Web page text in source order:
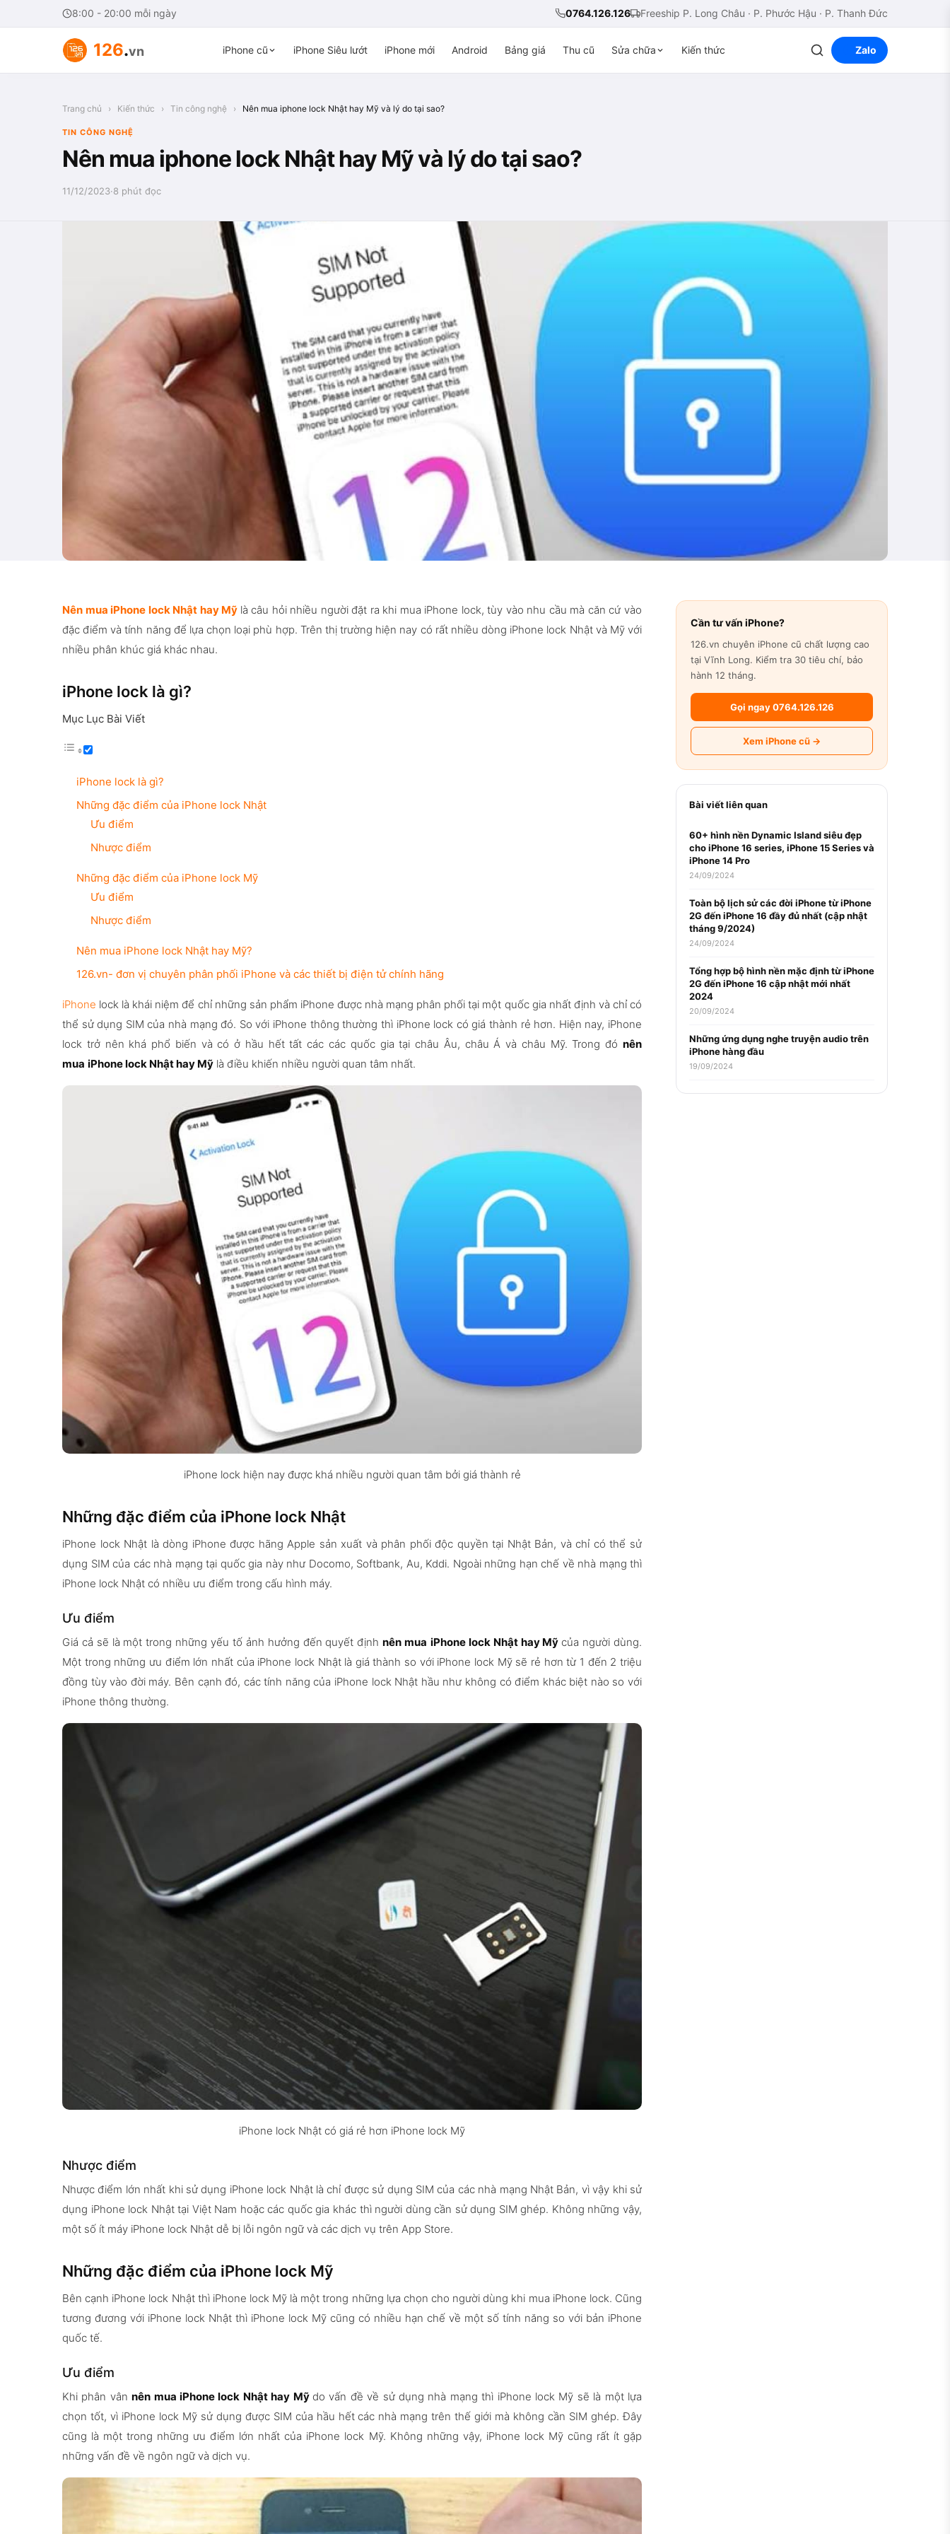
8:00 - 20:00 mỗi ngày 0764.126.126 Freeship P. Long Châu · P. Phước Hậu · P. Thanh Đức
126.vn iPhone cũ iPhone Siêu lướt iPhone mới Android Bảng giá Thu cũ Sửa chữa Kiến thức Zalo
Trang chủ › Kiến thức › Tin công nghệ › Nên mua iphone lock Nhật hay Mỹ và lý do tại sao?
TIN CÔNG NGHỆ
Nên mua iphone lock Nhật hay Mỹ và lý do tại sao?
11/12/2023·8 phút đọc
Nên mua iPhone lock Nhật hay Mỹ là câu hỏi nhiều người đặt ra khi mua iPhone lock, tùy vào nhu cầu mà căn cứ vào
đặc điểm và tính năng để lựa chọn loại phù hợp. Trên thị trường hiện nay có rất nhiều dòng iPhone lock Nhật và Mỹ với
nhiều phân khúc giá khác nhau.
iPhone lock là gì?
Mục Lục Bài Viết
iPhone lock là gì?
Những đặc điểm của iPhone lock Nhật
Ưu điểm
Nhược điểm
Những đặc điểm của iPhone lock Mỹ
Ưu điểm
Nhược điểm
Nên mua iPhone lock Nhật hay Mỹ?
126.vn- đơn vị chuyên phân phối iPhone và các thiết bị điện tử chính hãng
iPhone lock là khái niệm để chỉ những sản phẩm iPhone được nhà mạng phân phối tại một quốc gia nhất định và chỉ có
thể sử dụng SIM của nhà mạng đó. So với iPhone thông thường thì iPhone lock có giá thành rẻ hơn. Hiện nay, iPhone
lock trở nên khá phổ biến và có ở hầu hết tất các các quốc gia tại châu Âu, châu Á và châu Mỹ. Trong đó nên
mua iPhone lock Nhật hay Mỹ là điều khiến nhiều người quan tâm nhất.
iPhone lock hiện nay được khá nhiều người quan tâm bởi giá thành rẻ
Những đặc điểm của iPhone lock Nhật
iPhone lock Nhật là dòng iPhone được hãng Apple sản xuất và phân phối độc quyền tại Nhật Bản, và chỉ có thể sử
dụng SIM của các nhà mạng tại quốc gia này như Docomo, Softbank, Au, Kddi. Ngoài những hạn chế về nhà mạng thì
iPhone lock Nhật có nhiều ưu điểm trong cấu hình máy.
Ưu điểm
Giá cả sẽ là một trong những yếu tố ảnh hưởng đến quyết địnhnên mua iPhone lock Nhật hay Mỹ của người dùng.
Một trong những ưu điểm lớn nhất của iPhone lock Nhật là giá thành so với iPhone lock Mỹ sẽ rẻ hơn từ 1 đến 2 triệu
đồng tùy vào đời máy. Bên cạnh đó, các tính năng của iPhone lock Nhật hầu như không có điểm khác biệt nào so với
iPhone thông thường.
iPhone lock Nhật có giá rẻ hơn iPhone lock Mỹ
Nhược điểm
Nhược điểm lớn nhất khi sử dụng iPhone lock Nhật là chỉ được sử dụng SIM của các nhà mạng Nhật Bản, vì vậy khi sử
dụng iPhone lock Nhật tại Việt Nam hoặc các quốc gia khác thì người dùng cần sử dụng SIM ghép. Không những vậy,
một số ít máy iPhone lock Nhật dễ bị lỗi ngôn ngữ và các dịch vụ trên App Store.
Những đặc điểm của iPhone lock Mỹ
Bên cạnh iPhone lock Nhật thì iPhone lock Mỹ là một trong những lựa chọn cho người dùng khi mua iPhone lock. Cũng
tương đương với iPhone lock Nhật thì iPhone lock Mỹ cũng có nhiều hạn chế về một số tính năng so với bản iPhone
quốc tế.
Ưu điểm
Khi phân vânnên mua iPhone lock Nhật hay Mỹ do vấn đề về sử dụng nhà mạng thì iPhone lock Mỹ sẽ là một lựa
chọn tốt, vì iPhone lock Mỹ sử dụng được SIM của hầu hết các nhà mạng trên thế giới mà không cần SIM ghép. Đây
cũng là một trong những ưu điểm lớn nhất của iPhone lock Mỹ. Không những vậy, iPhone lock Mỹ cũng rất ít gặp
những vấn đề về ngôn ngữ và dịch vụ.
Cần tư vấn iPhone?
126.vn chuyên iPhone cũ chất lượng cao
tại Vĩnh Long. Kiểm tra 30 tiêu chí, bảo
hành 12 tháng.
Gọi ngay 0764.126.126
Xem iPhone cũ →
Bài viết liên quan
60+ hình nền Dynamic Island siêu đẹp
cho iPhone 16 series, iPhone 15 Series và
iPhone 14 Pro
24/09/2024
Toàn bộ lịch sử các đời iPhone từ iPhone
2G đến iPhone 16 đầy đủ nhất (cập nhật
tháng 9/2024)
24/09/2024
Tổng hợp bộ hình nền mặc định từ iPhone
2G đến iPhone 16 cập nhật mới nhất
2024
20/09/2024
Những ứng dụng nghe truyện audio trên
iPhone hàng đầu
19/09/2024